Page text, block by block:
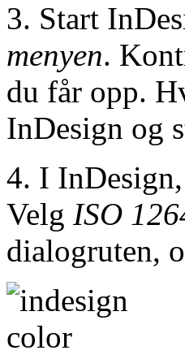
3. Start
menyen.
du får opp.
InDesign og
4. I
Velg ISO
dialogruten,